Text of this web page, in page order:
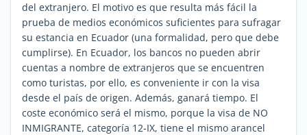
del extranjero. El motivo es que resulta más fácil la
prueba de medios económicos suficientes para sufragar
su estancia en Ecuador (una formalidad, pero que debe
cumplirse). En Ecuador, los bancos no pueden abrir
cuentas a nombre de extranjeros que se encuentren
como turistas, por ello, es conveniente ir con la visa
desde el país de origen. Además, ganará tiempo. El
coste económico será el mismo, porque la visa de NO
INMIGRANTE, categoría 12-IX, tiene el mismo arancel